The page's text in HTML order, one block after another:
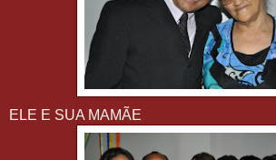
ELE E SUA MAMÃE